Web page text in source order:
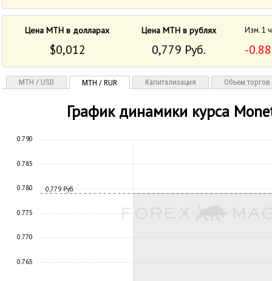
Цена MTH в долларах Цена MTH в рублях Изм. 1
$0,012 0,779 Руб. -
MTH / USD MTH / RUR Капитализация Объем торгов
График динамики курса
0,779 Руб.
0.765
0.770
0.775
0.780
0.785
0.790